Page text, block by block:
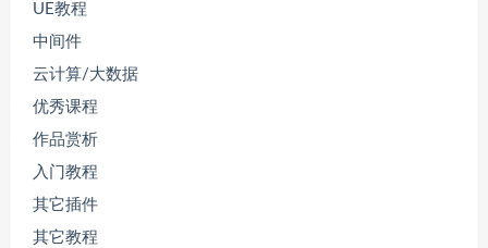
UE教程
中间件
云计算/大数据
优秀课程
作品赏析
入门教程
其它插件
其它教程